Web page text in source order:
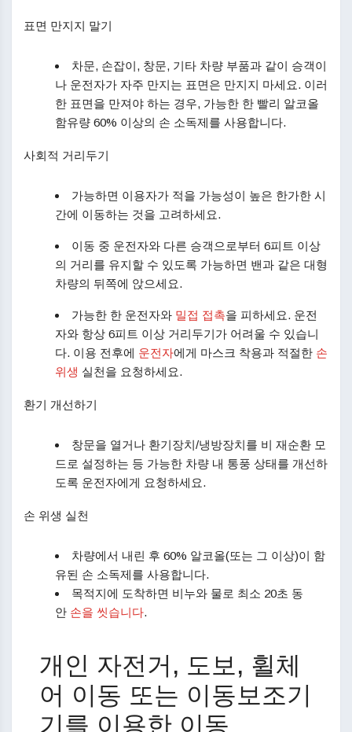
표면 만지지 말기
차문, 손잡이, 창문, 기타 차량 부품과 같이 승객이
나 운전자가 자주 만지는 표면은 만지지 마세요. 이러
한 표면을 만져야 하는 경우, 가능한 한 빨리 알코올
함유량 60% 이상의 손 소독제를 사용합니다.
사회적 거리두기
가능하면 이용자가 적을 가능성이 높은 한가한 시
간에 이동하는 것을 고려하세요.
이동 중 운전자와 다른 승객으로부터 6피트 이상
의 거리를 유지할 수 있도록 가능하면 밴과 같은 대형
차량의 뒤쪽에 앉으세요.
가능한 한 운전자와 밀접 접촉을 피하세요. 운전
자와 항상 6피트 이상 거리두기가 어려울 수 있습니
다. 이용 전후에 운전자에게 마스크 착용과 적절한 손
위생 실천을 요청하세요.
환기 개선하기
창문을 열거나 환기장치/냉방장치를 비 재순환 모
드로 설정하는 등 가능한 차량 내 통풍 상태를 개선하
도록 운전자에게 요청하세요.
손 위생 실천
차량에서 내린 후 60% 알코올(또는 그 이상)이 함
유된 손 소독제를 사용합니다.
목적지에 도착하면 비누와 물로 최소 20초 동
안 손을 씻습니다.
개인 자전거, 도보, 휠체
어 이동 또는 이동보조기
기를 이용한 이동